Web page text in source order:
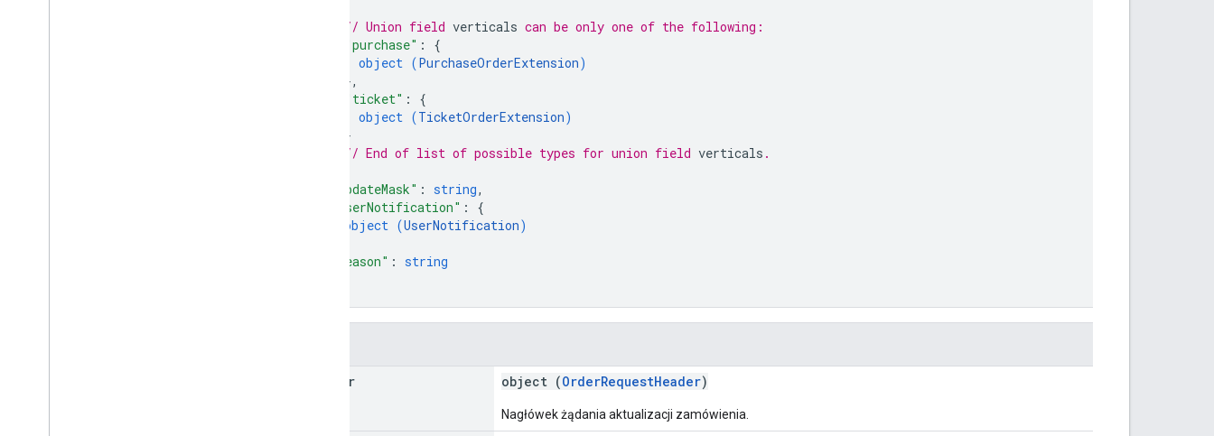
// Union field verticals can be only one of the following:
"purchase" : {
object (PurchaseOrderExtension)
},
"ticket" : {
object (TicketOrderExtension)
}
// End of list of possible types for union field verticals .
"updateMask" : string,
"userNotification" : {
object (UserNotification)
"reason" : string
header object (OrderRequestHeader)
Nagłówek żądania aktualizacji zamówienia.